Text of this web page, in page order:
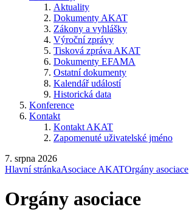
Aktuality
Dokumenty AKAT
Zákony a vyhlášky
Výroční zprávy
Tisková zpráva AKAT
Dokumenty EFAMA
Ostatní dokumenty
Kalendář událostí
Historická data
Konference
Kontakt
Kontakt AKAT
Zapomenuté uživatelské jméno
7. srpna 2026
Hlavní stránkaAsociace AKATOrgány asociace
Orgány asociace